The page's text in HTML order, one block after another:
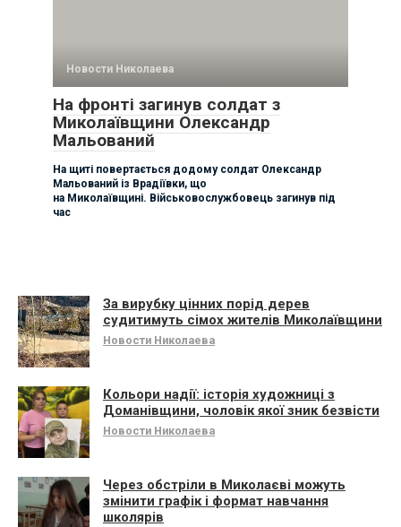
Новости Николаева
На фронті загинув солдат з
Миколаївщини Олександр
Мальований
На щиті повертається додому солдат Олександр
Мальований із Врадіївки, що
на Миколаївщині. Військовослужбовець загинув під
час
За вирубку цінних порід дерев
судитимуть сімох жителів Миколаївщини
Новости Николаева
Кольори надії: історія художниці з
Доманівщини, чоловік якої зник безвісти
Новости Николаева
Через обстріли в Миколаєві можуть
змінити графік і формат навчання
школярів